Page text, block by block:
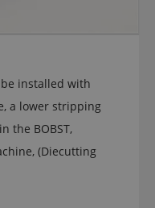
installed with
a lower stripping
the BOBST,
(Diecutting